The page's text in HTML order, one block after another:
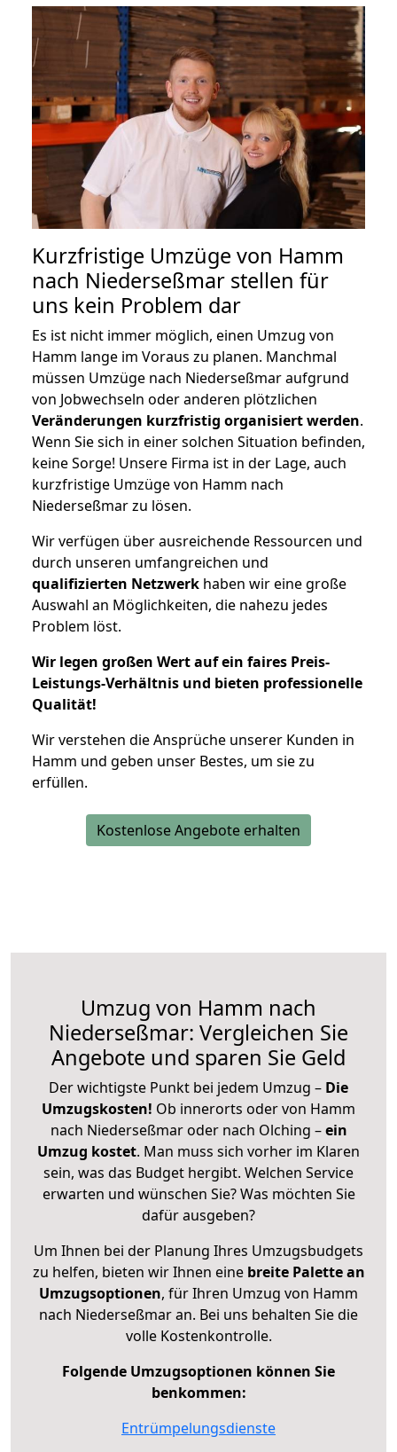
Kurzfristige Umzüge von Hamm
nach Niederseßmar stellen für
uns kein Problem dar
Es ist nicht immer möglich, einen Umzug von
Hamm lange im Voraus zu planen. Manchmal
müssen Umzüge nach Niederseßmar aufgrund
von Jobwechseln oder anderen plötzlichen
Veränderungen kurzfristig organisiert werden.
Wenn Sie sich in einer solchen Situation befinden,
keine Sorge! Unsere Firma ist in der Lage, auch
kurzfristige Umzüge von Hamm nach
Niederseßmar zu lösen.
Wir verfügen über ausreichende Ressourcen und
durch unseren umfangreichen und
qualifizierten Netzwerk haben wir eine große
Auswahl an Möglichkeiten, die nahezu jedes
Problem löst.
Wir legen großen Wert auf ein faires Preis-
Leistungs-Verhältnis und bieten professionelle
Qualität!
Wir verstehen die Ansprüche unserer Kunden in
Hamm und geben unser Bestes, um sie zu
erfüllen.
Kostenlose Angebote erhalten
Umzug von Hamm nach
Niederseßmar: Vergleichen Sie
Angebote und sparen Sie Geld
Der wichtigste Punkt bei jedem Umzug – Die
Umzugskosten! Ob innerorts oder von Hamm
nach Niederseßmar oder nach Olching –ein
Umzug kostet. Man muss sich vorher im Klaren
sein, was das Budget hergibt. Welchen Service
erwarten und wünschen Sie? Was möchten Sie
dafür ausgeben?
Um Ihnen bei der Planung Ihres Umzugsbudgets
zu helfen, bieten wir Ihnen eine breite Palette an
Umzugsoptionen, für Ihren Umzug von Hamm
nach Niederseßmar an. Bei uns behalten Sie die
volle Kostenkontrolle.
Folgende Umzugsoptionen können Sie
benkommen:
Entrümpelungsdienste